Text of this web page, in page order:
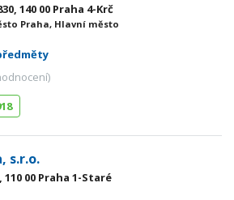
140 00 Praha 4-Krč
Praha, Hlavní město
s.r.o.
110 00 Praha 1-Staré